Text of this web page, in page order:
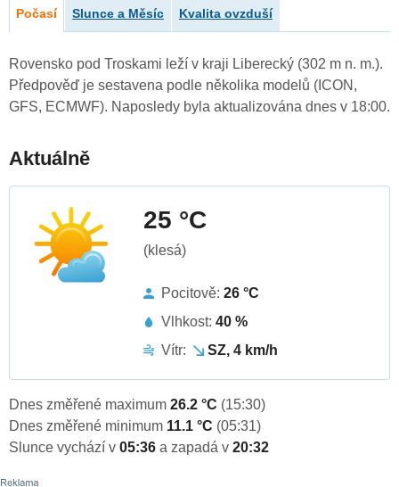
Počasí Slunce a Měsíc Kvalita ovzduší
Rovensko pod Troskami leží v kraji Liberecký (302 m n. m.).
Předpověď je sestavena podle několika modelů (ICON,
GFS, ECMWF). Naposledy byla aktualizována dnes v 18:00.
Aktuálně
25 °C
(klesá)
Pocitově: 26 °C
Vlhkost: 40 %
Vítr:
SZ, 4 km/h
Dnes změřené maximum 26.2 °C (15:30)
Dnes změřené minimum 11.1 °C (05:31)
Slunce vychází v 05:36 a zapadá v 20:32